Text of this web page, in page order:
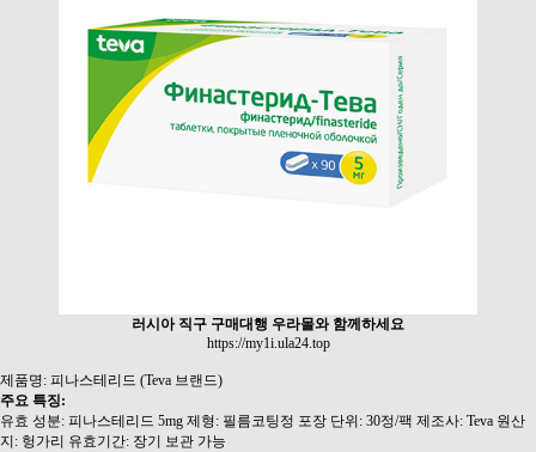
러시아 직구 구매대행 우라몰와 함께하세요
https://my1i.ula24.top
제품명: 피나스테리드 (Teva 브랜드)
주요 특징:
유효 성분: 피나스테리드 5mg 제형: 필름코팅정 포장 단위: 30정/팩 제조사: Teva 원산
지: 헝가리 유효기간: 장기 보관 가능